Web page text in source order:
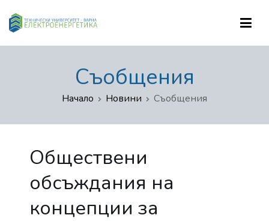
Съобщения
Начало Новини Съобщения
Обществени
обсъждания на
концепции за